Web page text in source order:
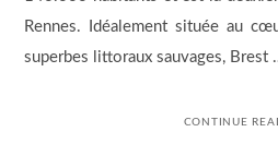
Rennes. Idéalement située au
superbes littoraux sauvages, Brest
CONTINUE